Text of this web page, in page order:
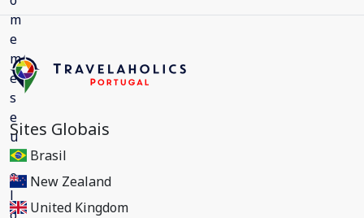
Sites Globais
Brasil
New Zealand
United Kingdom